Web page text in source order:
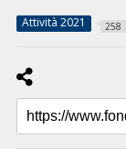
Attività 2021 258